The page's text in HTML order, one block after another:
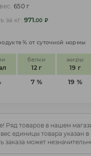
650 г
за кг:971.00 ₽
% от суточной нормы
белки
12 г
7 %
жиры
19 г
19 %
Ряд товаров в нашем
единицы товара указан
заказа может